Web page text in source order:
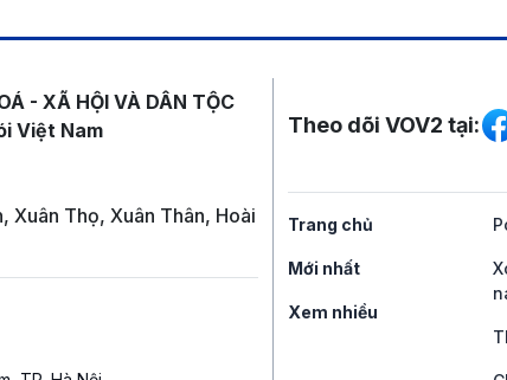
- XÃ HỘI VÀ DÂN TỘC
Việt Nam
Xuân Thọ, Xuân Thân, Hoài
Mạng xã
Theo dõi VOV2 tại:
Trang chủ
Mới nhất
Xem nhiều